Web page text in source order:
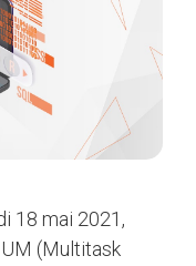
18 mai 2021,
(Multitask